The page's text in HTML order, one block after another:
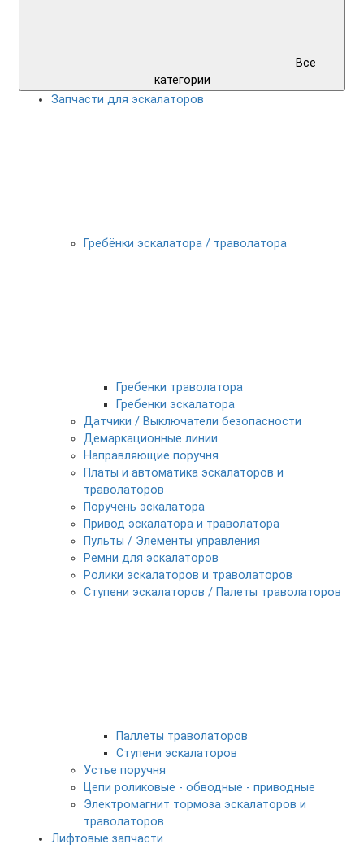
Все
категории
Запчасти для эскалаторов
Гребёнки эскалатора / траволатора
Гребенки траволатора
Гребенки эскалатора
Датчики / Выключатели безопасности
Демаркационные линии
Направляющие поручня
Платы и автоматика эскалаторов и
траволаторов
Поручень эскалатора
Привод эскалатора и траволатора
Пульты / Элементы управления
Ремни для эскалаторов
Ролики эскалаторов и траволаторов
Ступени эскалаторов / Палеты траволаторов
Паллеты траволаторов
Ступени эскалаторов
Устье поручня
Цепи роликовые - обводные - приводные
Электромагнит тормоза эскалаторов и
траволаторов
Лифтовые запчасти